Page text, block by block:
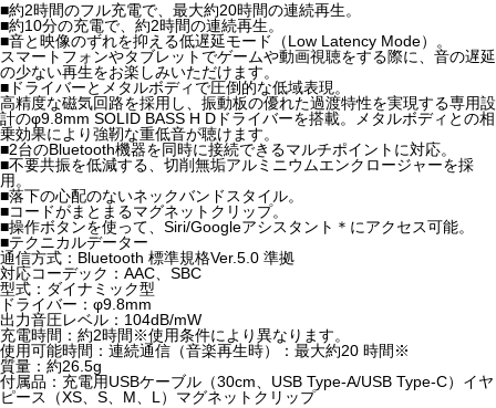
■約2時間のフル充電で、最大約20時間の連続再生。
■約10分の充電で、約2時間の連続再生。
■音と映像のずれを抑える低遅延モード（Low Latency Mode）。
スマートフォンやタブレットでゲームや動画視聴をする際に、音の遅延
の少ない再生をお楽しみいただけます。
■ドライバーとメタルボディで圧倒的な低域表現。
高精度な磁気回路を採用し、振動板の優れた過渡特性を実現する専用設
計のφ9.8mm SOLID BASS H Dドライバーを搭載。メタルボディとの相
乗効果により強靭な重低音が聴けます。
■2台のBluetooth機器を同時に接続できるマルチポイントに対応。
■不要共振を低減する、切削無垢アルミニウムエンクロージャーを採
用。
■落下の心配のないネックバンドスタイル。
■コードがまとまるマグネットクリップ。
■操作ボタンを使って、Siri/Googleアシスタント＊にアクセス可能。
■テクニカルデーター
通信方式：Bluetooth 標準規格Ver.5.0 準拠
対応コーデック：AAC、SBC
型式：ダイナミック型
ドライバー：φ9.8mm
出力音圧レベル：104dB/mW
充電時間：約2時間※使用条件により異なります。
使用可能時間：連続通信（音楽再生時）：最大約20 時間※
質量：約26.5g
付属品：充電用USBケーブル（30cm、USB Type-A/USB Type-C）イヤ
ピース（XS、S、M、L）マグネットクリップ